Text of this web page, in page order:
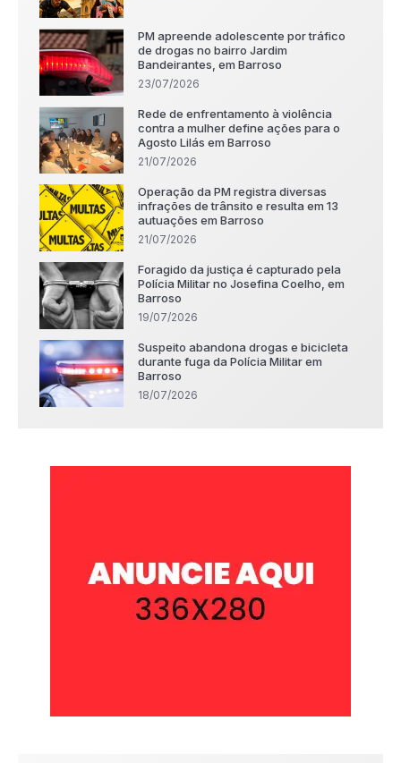
PM apreende adolescente por tráfico
de drogas no bairro Jardim
Bandeirantes, em Barroso
23/07/2026
Rede de enfrentamento à violência
contra a mulher define ações para o
Agosto Lilás em Barroso
21/07/2026
Operação da PM registra diversas
infrações de trânsito e resulta em 13
autuações em Barroso
21/07/2026
Foragido da justiça é capturado pela
Polícia Militar no Josefina Coelho, em
Barroso
19/07/2026
Suspeito abandona drogas e bicicleta
durante fuga da Polícia Militar em
Barroso
18/07/2026